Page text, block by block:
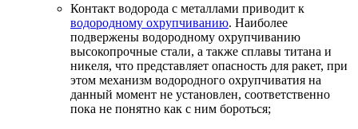
Контакт водорода с металлами приводит к
водородному охрупчиванию. Наиболее
подвержены водородному охрупчиванию
высокопрочные стали, а также сплавы титана и
никеля, что представляет опасность для ракет, при
этом механизм водородного охрупчиватия на
данный момент не установлен, соответственно
пока не понятно как с ним бороться;